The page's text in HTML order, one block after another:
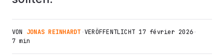
VON JONAS REINHARDT ·VERÖFFENTLICHT 17 février 2026·
7 min